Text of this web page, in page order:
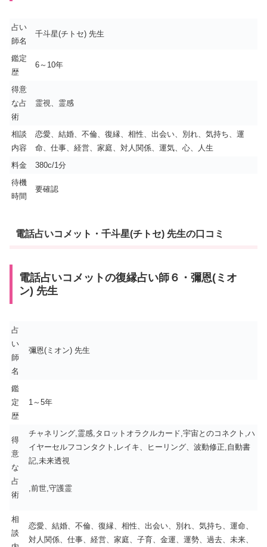
占い
師名
千斗星(チトセ) 先生
鑑定
歴
6～10年
得意
な占
術
霊視、霊感
相談
内容
恋愛、結婚、不倫、復縁、相性、出会い、別れ、気持ち、運
命、仕事、経営、家庭、対人関係、運気、心、人生
料金
380c/1分
待機
時間
要確認
電話占いコメット・千斗星(チトセ) 先生の口コミ
電話占いコメットの復縁占い師６・彌恩(ミオ
ン) 先生
占
い
師
名
彌恩(ミオン) 先生
鑑
定
歴
1～5年
得
意
な
占
術
チャネリング,霊感,タロットオラクルカード,宇宙とのコネクト,ハ
イヤーセルフコンタクト,レイキ、ヒーリング、波動修正,自動書
記,未来透視
,前世,守護霊
相
談
恋愛、結婚、不倫、復縁、相性、出会い、別れ、気持ち、運命、
対人関係、仕事、経営、家庭、子育、金運、運勢、過去、未来、